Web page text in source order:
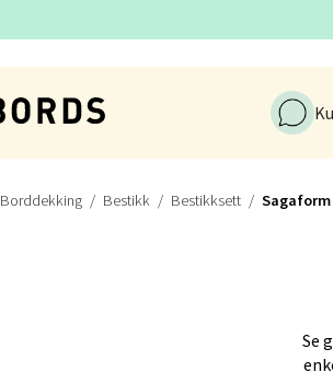
Borddekking Bestikk Bestikksett Sagaform
Se
Åpent i